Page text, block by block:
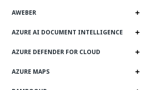
AWEBER
AZURE AI DOCUMENT INTELLIGENCE
AZURE DEFENDER FOR CLOUD
AZURE MAPS